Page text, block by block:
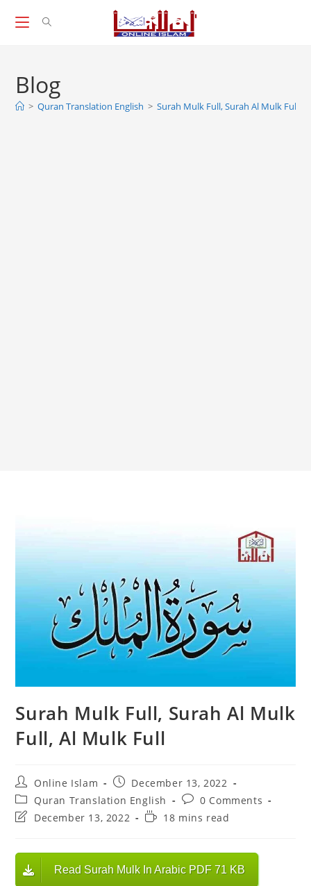
Blog
> Quran Translation English > Surah Mulk Full, Surah Al Mulk Full,
Surah Mulk Full, Surah Al Mulk
Full, Al Mulk Full
Post
author:
Online Islam
Post
published:
December 13, 2022
Post
category:
Quran Translation English
Post
comments:
0 Comments
PostDecember 13, 2022
Reading
18 mins read
Read Surah Mulk In Arabic PDF 71 KB